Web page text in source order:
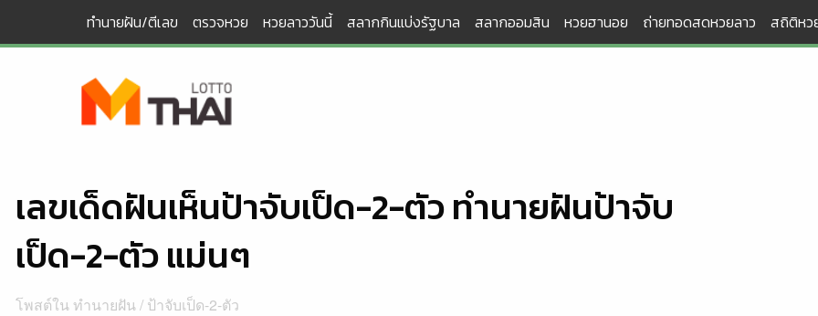
content
ทำนายฝัน/ตีเลข ตรวจหวย หวยลาววันนี้ สลากกินแบ่งรัฐบาล สลากออมสิน หวยฮานอย ถ่ายทอดสดหวยลาว สถิติหว
เลขเด็ดฝันเห็นป้าจับเป็ด-2-ตัว ทำนายฝันป้าจับ
เป็ด-2-ตัว แม่นๆ
โพสต์ใน ทำนายฝัน/ ป้าจับเป็ด-2-ตัว